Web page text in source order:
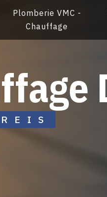
Plomberie VMC -
Chauffage
REIS